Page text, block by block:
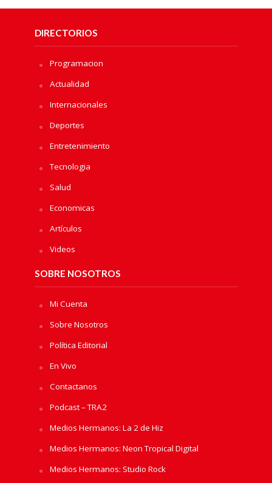
DIRECTORIOS
Programacion
Actualidad
Internacionales
Deportes
Entretenimiento
Tecnologia
Salud
Economicas
Artículos
Videos
SOBRE NOSOTROS
Mi Cuenta
Sobre Nosotros
Política Editorial
En Vivo
Contactanos
Podcast – TRA2
Medios Hermanos: La 2 de Hiz
Medios Hermanos: Neon Tropical Digital
Medios Hermanos: Studio Rock